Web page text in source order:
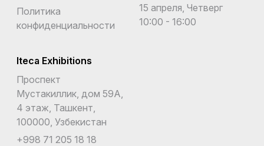
Политика
конфиденциальности
15 апреля, Четверг
10:00 - 16:00
Iteca Exhibitions
Проспект
Мустакиллик, дом 59А,
4 этаж, Ташкент,
100000, Узбекистан
+998 71 205 18 18